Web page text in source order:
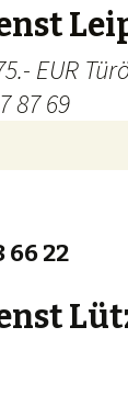
EUR
87 69
66 22